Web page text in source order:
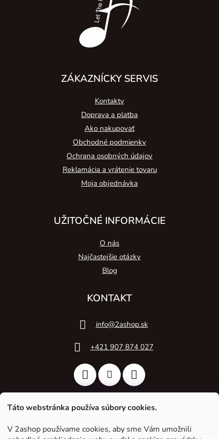
Táto webstránka používa súbory cookies.
V 2ashop používame cookies, aby sme Vám umožnili
ZÁKAZNÍCKY SERVIS
Kontakty
Doprava a platba
Ako nakupovať
Obchodné podmienky
Ochrana osobných údajov
Reklamácia a vrátenie tovaru
Moja objednávka
UŽITOČNÉ INFORMÁCIE
O nás
Najčastejšie otázky
Blog
KONTAKT
info@2ashop.sk
+421 907 874 027
2A Acoustic